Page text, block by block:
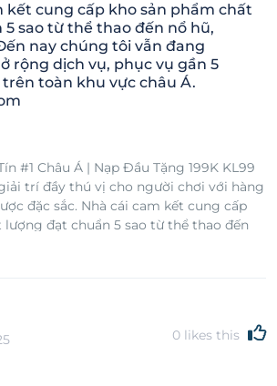
kết cung cấp kho sản phẩm chất
sao từ thể thao đến nổ hũ,
nay chúng tôi vẫn đang
rộng dịch vụ, phục vụ gần 5
toàn khu vực châu Á.
#1 Châu Á | Nạp Đầu Tặng 199K KL99
trí đầy thú vị cho người chơi với hàng
đặc sắc. Nhà cái cam kết cung cấp
lượng đạt chuẩn 5 sao từ thể thao đến
nay chúng tôi vẫn đang không
0 likes this